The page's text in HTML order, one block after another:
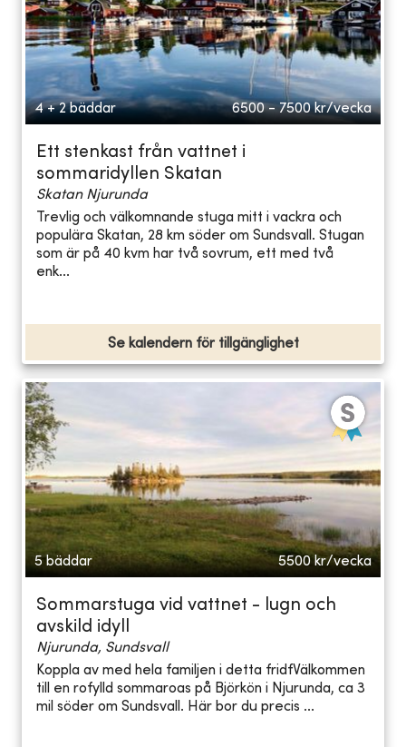
4 + 2 bäddar 6500 - 7500 kr/vecka
Ett stenkast från vattnet i
sommaridyllen Skatan
Skatan Njurunda
Trevlig och välkomnande stuga mitt i vackra och
populära Skatan, 28 km söder om Sundsvall. Stugan
som är på 40 kvm har två sovrum, ett med två
enk...
Se kalendern för tillgänglighet
5 bäddar 5500 kr/vecka
Sommarstuga vid vattnet - lugn och
avskild idyll
Njurunda, Sundsvall
Koppla av med hela familjen i detta fridfVälkommen
till en rofylld sommaroas på Björkön i Njurunda, ca 3
mil söder om Sundsvall. Här bor du precis ...